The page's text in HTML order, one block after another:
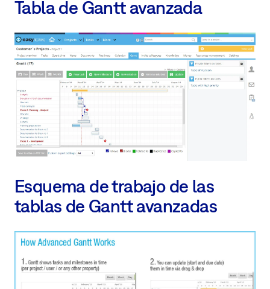
Tabla de Gantt avanzada
Esquema de trabajo de las
tablas de Gantt avanzadas